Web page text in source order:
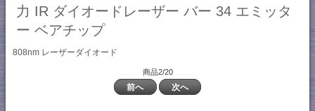
力 IR ダイオードレーザー バー 34 エミッタ
ー ベアチップ
808nm レーザーダイオード
商品2/20
前へ 次へ